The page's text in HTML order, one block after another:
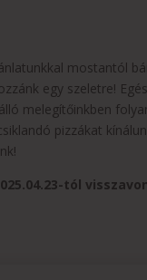
mostantól
egy szeletre!
melegítőinkben
pizzákat
tól